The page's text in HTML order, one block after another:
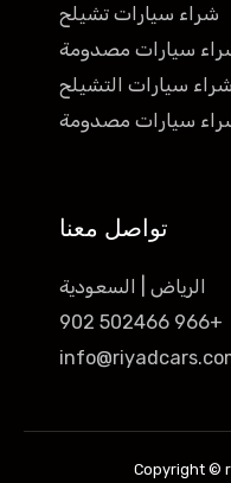
شراء سيارات تشيلح
سيارات مصدومة
سيارات التشيلح
سيارات مصدومة
تواصل معنا
الرياض | السعودية
Copyright ©